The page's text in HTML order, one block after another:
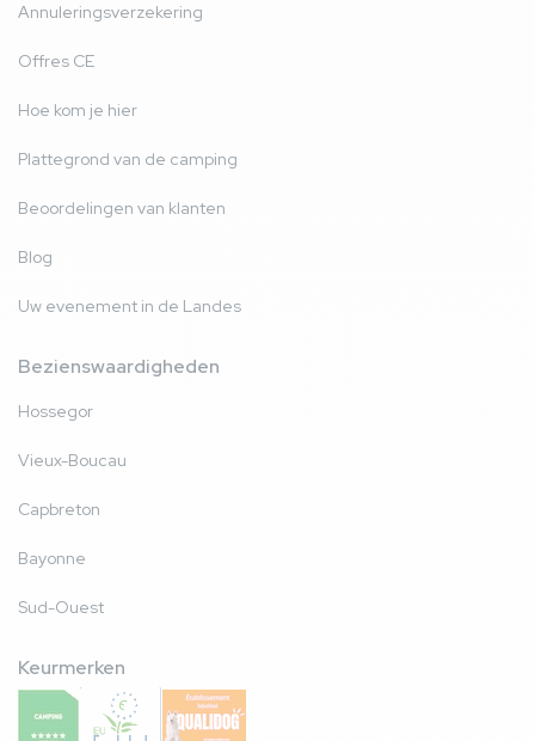
Annuleringsverzekering
Offres CE
Hoe kom je hier
Plattegrond van de camping
Beoordelingen van klanten
Blog
Uw evenement in de Landes
Bezienswaardigheden
Hossegor
Vieux-Boucau
Capbreton
Bayonne
Sud-Ouest
Keurmerken